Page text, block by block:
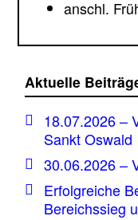
anschl.
Aktuelle
18.07.2026 –
Sankt Oswald
30.06.2026 –
Erfolgreiche
Bereichssieg